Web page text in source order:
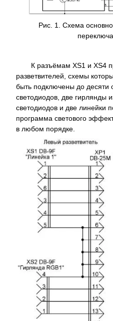
Рис. 1. Схема
К разъёмам XS1 и XS4
разветвителей, схемы
быть подключены до десяти
светодиодов, две гирлянды
светодиодов и две линейки
программа светового
в любом порядке.